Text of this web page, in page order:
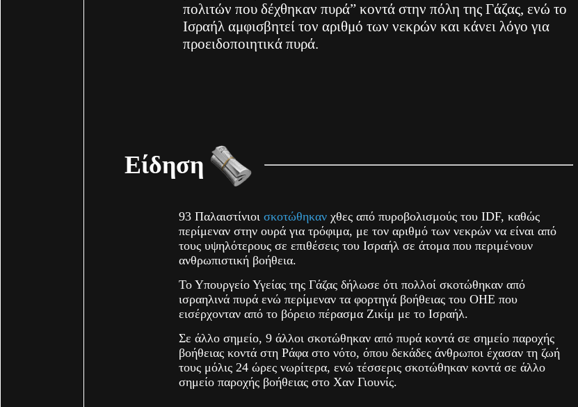
πολιτών που δέχθηκαν πυρά” κοντά στην πόλη της Γάζας, ενώ το
Ισραήλ αμφισβητεί τον αριθμό των νεκρών και κάνει λόγο για
προειδοποιητικά πυρά.
Είδηση
93 Παλαιστίνιοισκοτώθηκαν χθες από πυροβολισμούς του IDF, καθώς
περίμεναν στην ουρά για τρόφιμα, με τον αριθμό των νεκρών να είναι από
τους υψηλότερους σε επιθέσεις του Ισραήλ σε άτομα που περιμένουν
ανθρωπιστική βοήθεια.
Το Υπουργείο Υγείας της Γάζας δήλωσε ότι πολλοί σκοτώθηκαν από
ισραηλινά πυρά ενώ περίμεναν τα φορτηγά βοήθειας του ΟΗΕ που
εισέρχονταν από το βόρειο πέρασμα Ζικίμ με το Ισραήλ.
Σε άλλο σημείο, 9 άλλοι σκοτώθηκαν από πυρά κοντά σε σημείο παροχής
βοήθειας κοντά στη Ράφα στο νότο, όπου δεκάδες άνθρωποι έχασαν τη ζωή
τους μόλις 24 ώρες νωρίτερα, ενώ τέσσερις σκοτώθηκαν κοντά σε άλλο
σημείο παροχής βοήθειας στο Χαν Γιουνίς.